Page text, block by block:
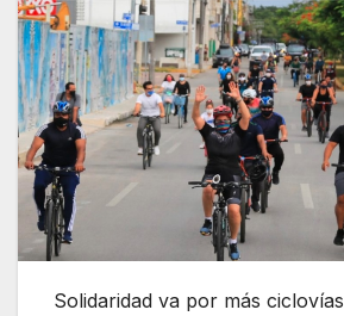
Solidaridad va por más